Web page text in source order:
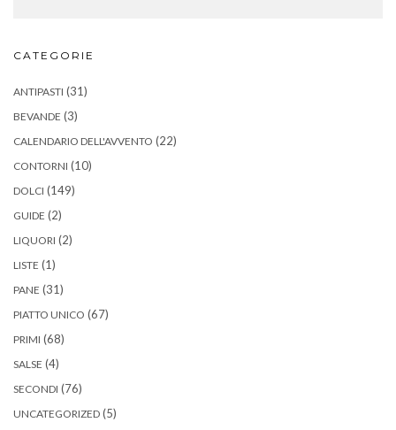
CATEGORIE
ANTIPASTI (31)
BEVANDE (3)
CALENDARIO DELL'AVVENTO (22)
CONTORNI (10)
DOLCI (149)
GUIDE (2)
LIQUORI (2)
LISTE (1)
PANE (31)
PIATTO UNICO (67)
PRIMI (68)
SALSE (4)
SECONDI (76)
UNCATEGORIZED (5)